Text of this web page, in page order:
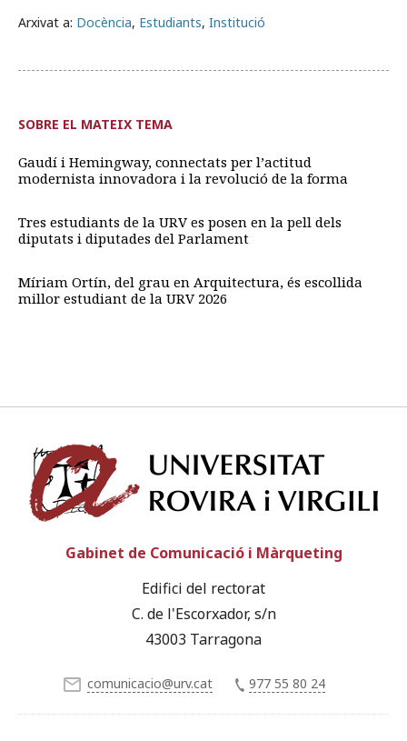
Arxivat a: Docència, Estudiants, Institució
SOBRE EL MATEIX TEMA
Gaudí i Hemingway, connectats per l’actitud
modernista innovadora i la revolució de la forma
Tres estudiants de la URV es posen en la pell dels
diputats i diputades del Parlament
Míriam Ortín, del grau en Arquitectura, és escollida
millor estudiant de la URV 2026
Gabinet de Comunicació i Màrqueting
Edifici del rectorat
C. de l'Escorxador, s/n
43003 Tarragona
comunicacio@urv.cat 977 55 80 24